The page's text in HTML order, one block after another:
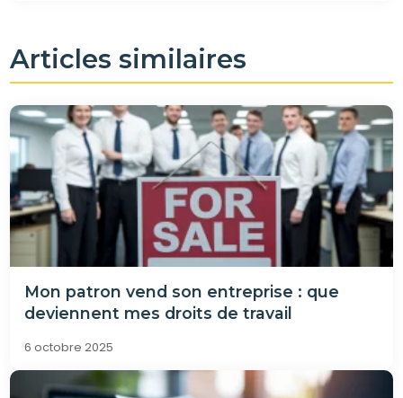
Articles similaires
Mon patron vend son entreprise : que
deviennent mes droits de travail
6 octobre 2025